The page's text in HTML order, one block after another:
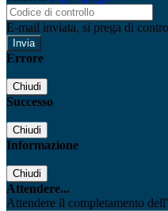
E-mail inviata, si prega di
Errore
Chiudi
Successo
Chiudi
Informazione
Chiudi
Attendere...
Attendere il completamento